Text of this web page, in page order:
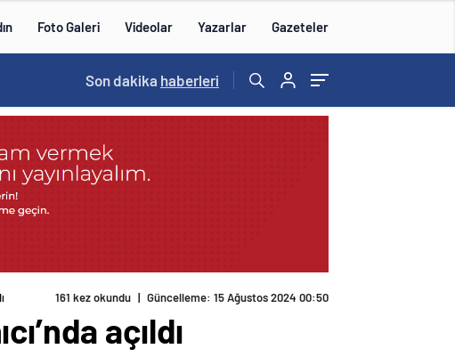
Foto Galeri Videolar Yazarlar Gazeteler
Son dakika haberleri
161 kez okundu | Güncelleme: 15 Ağustos 2024 00:50
açıldı